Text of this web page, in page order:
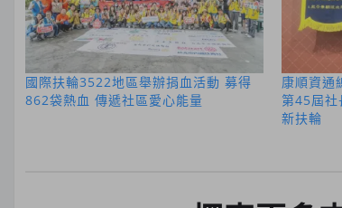
國際扶輪3522地區舉辦捐血活動 募得
862袋熱血 傳遞社區愛心能量
康順資通
第45屆
新扶輪